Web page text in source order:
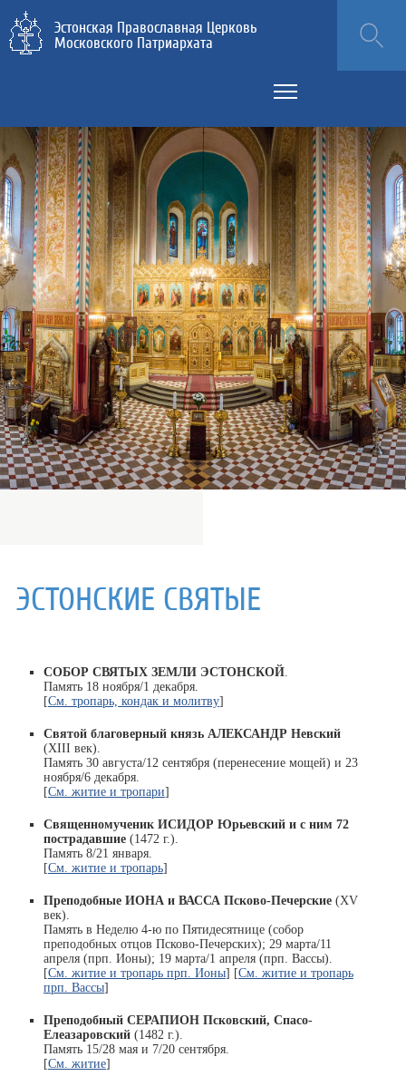
Эстонская Православная Церковь
Московского Патриархата
ЭСТОНСКИЕ СВЯТЫЕ
СОБОР СВЯТЫХ ЗЕМЛИ ЭСТОНСКОЙ.
Память 18 ноября/1 декабря.
[См. тропарь, кондак и молитву]
Святой благоверный князь АЛЕКСАНДР Невский
(XIII век).
Память 30 августа/12 сентября (перенесение мощей) и 23
ноября/6 декабря.
[См. житие и тропари]
Священномученик ИСИДОР Юрьевский и с ним 72
пострадавшие(1472 г.).
Память 8/21 января.
[См. житие и тропарь]
Преподобные ИОНА и ВАССА Псково-Печерские(XV
век).
Память в Неделю 4-ю по Пятидесятнице (собор
преподобных отцов Псково-Печерских); 29 марта/11
апреля (прп. Ионы); 19 марта/1 апреля (прп. Вассы).
[См. житие и тропарь прп. Ионы] [См. житие и тропарь
прп. Вассы]
Преподобный СЕРАПИОН Псковский, Спасо-
Елеазаровский(1482 г.).
Память 15/28 мая и 7/20 сентября.
[См. житие]